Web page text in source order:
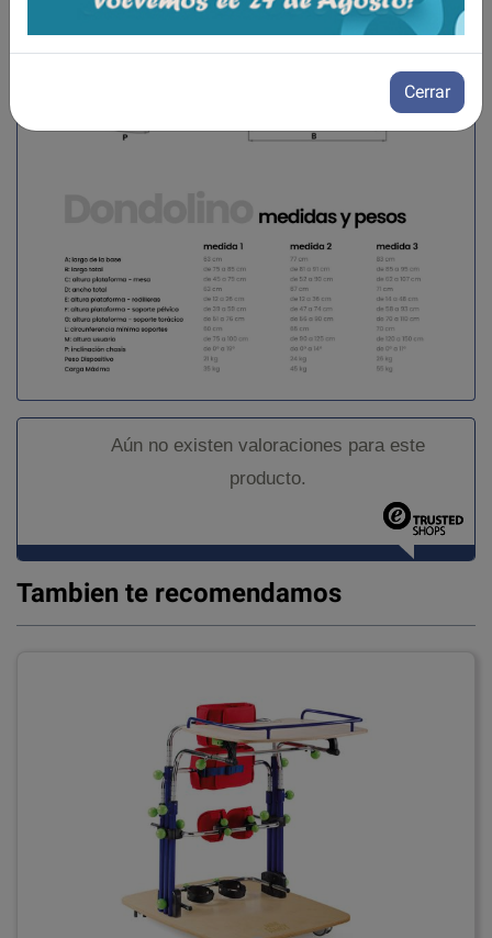
Aún no existen valoraciones para este
producto.
Tambien te recomendamos
Cerrar